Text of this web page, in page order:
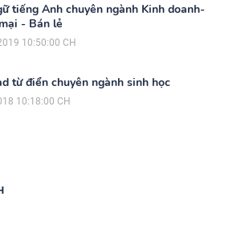
tiếng Anh chuyên ngành Kinh doanh-
- Bán lẻ
10:50:00 CH
từ điển chuyên ngành sinh học
10:18:00 CH